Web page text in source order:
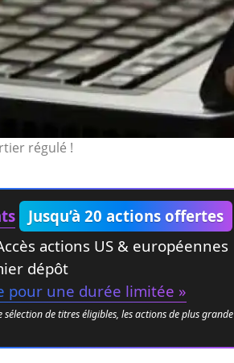
régulé !
Jusqu’à 20 actions offertes
actions US & européennes
dépôt
pour une durée limitée »
de titres éligibles, les actions de plus grande